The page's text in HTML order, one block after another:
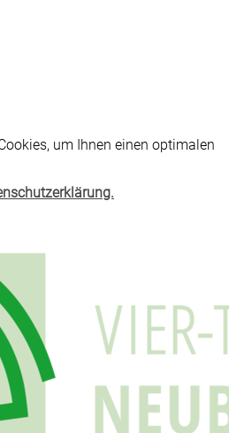
um Ihnen einen optimalen